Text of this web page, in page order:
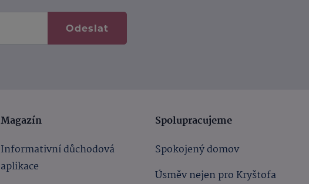
Odeslat
Magazín
Informativní důchodová
aplikace
Spolupracujeme
Spokojený domov
Úsměv nejen pro Kryštofa